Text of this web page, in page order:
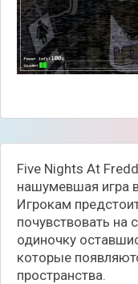
Five Nights At
нашумевшая игра
Игрокам
почувствовать на
одиночку
которые
пространства.